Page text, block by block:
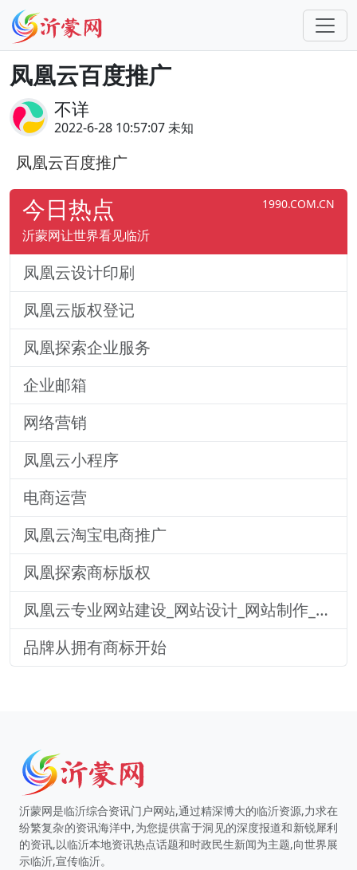
凤凰云百度推广
不详
2022-6-28 10:57:07 未知
凤凰云百度推广
今日热点 1990.COM.CN
沂蒙网让世界看见临沂
凤凰云设计印刷
凤凰云版权登记
凤凰探索企业服务
企业邮箱
网络营销
凤凰云小程序
电商运营
凤凰云淘宝电商推广
凤凰探索商标版权
凤凰云专业网站建设_网站设计_网站制作_响应式网站建设
品牌从拥有商标开始
沂蒙网是临沂综合资讯门户网站,通过精深博大的临沂资源,力求在
纷繁复杂的资讯海洋中,为您提供富于洞见的深度报道和新锐犀利
的资讯,以临沂本地资讯热点话题和时政民生新闻为主题,向世界展
示临沂,宣传临沂。